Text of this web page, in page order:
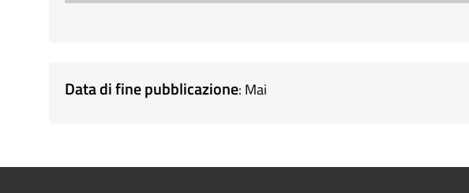
Data di fine pubblicazione: Mai